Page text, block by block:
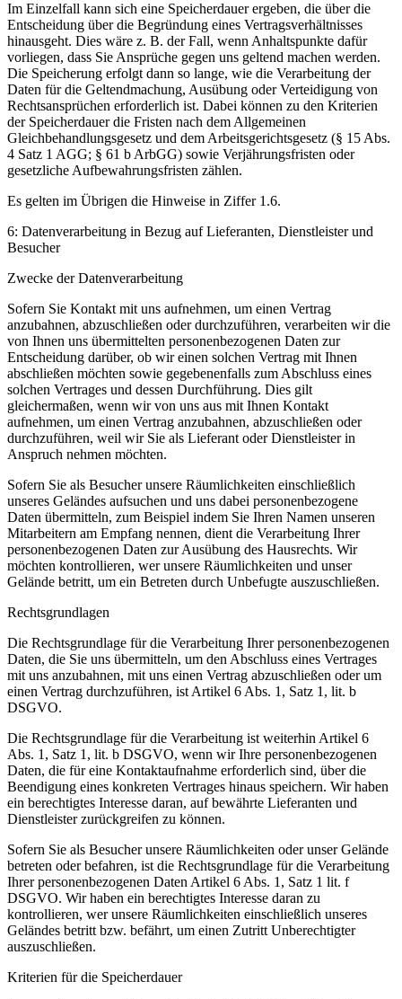
Im Einzelfall kann sich eine Speicherdauer ergeben, die über die
Entscheidung über die Begründung eines Vertragsverhältnisses
hinausgeht. Dies wäre z. B. der Fall, wenn Anhaltspunkte dafür
vorliegen, dass Sie Ansprüche gegen uns geltend machen werden.
Die Speicherung erfolgt dann so lange, wie die Verarbeitung der
Daten für die Geltendmachung, Ausübung oder Verteidigung von
Rechtsansprüchen erforderlich ist. Dabei können zu den Kriterien
der Speicherdauer die Fristen nach dem Allgemeinen
Gleichbehandlungsgesetz und dem Arbeitsgerichtsgesetz (§ 15 Abs.
4 Satz 1 AGG; § 61 b ArbGG) sowie Verjährungsfristen oder
gesetzliche Aufbewahrungsfristen zählen.
Es gelten im Übrigen die Hinweise in Ziffer 1.6.
6: Datenverarbeitung in Bezug auf Lieferanten, Dienstleister und
Besucher
Zwecke der Datenverarbeitung
Sofern Sie Kontakt mit uns aufnehmen, um einen Vertrag
anzubahnen, abzuschließen oder durchzuführen, verarbeiten wir die
von Ihnen uns übermittelten personenbezogenen Daten zur
Entscheidung darüber, ob wir einen solchen Vertrag mit Ihnen
abschließen möchten sowie gegebenenfalls zum Abschluss eines
solchen Vertrages und dessen Durchführung. Dies gilt
gleichermaßen, wenn wir von uns aus mit Ihnen Kontakt
aufnehmen, um einen Vertrag anzubahnen, abzuschließen oder
durchzuführen, weil wir Sie als Lieferant oder Dienstleister in
Anspruch nehmen möchten.
Sofern Sie als Besucher unsere Räumlichkeiten einschließlich
unseres Geländes aufsuchen und uns dabei personenbezogene
Daten übermitteln, zum Beispiel indem Sie Ihren Namen unseren
Mitarbeitern am Empfang nennen, dient die Verarbeitung Ihrer
personenbezogenen Daten zur Ausübung des Hausrechts. Wir
möchten kontrollieren, wer unsere Räumlichkeiten und unser
Gelände betritt, um ein Betreten durch Unbefugte auszuschließen.
Rechtsgrundlagen
Die Rechtsgrundlage für die Verarbeitung Ihrer personenbezogenen
Daten, die Sie uns übermitteln, um den Abschluss eines Vertrages
mit uns anzubahnen, mit uns einen Vertrag abzuschließen oder um
einen Vertrag durchzuführen, ist Artikel 6 Abs. 1, Satz 1, lit. b
DSGVO.
Die Rechtsgrundlage für die Verarbeitung ist weiterhin Artikel 6
Abs. 1, Satz 1, lit. b DSGVO, wenn wir Ihre personenbezogenen
Daten, die für eine Kontaktaufnahme erforderlich sind, über die
Beendigung eines konkreten Vertrages hinaus speichern. Wir haben
ein berechtigtes Interesse daran, auf bewährte Lieferanten und
Dienstleister zurückgreifen zu können.
Sofern Sie als Besucher unsere Räumlichkeiten oder unser Gelände
betreten oder befahren, ist die Rechtsgrundlage für die Verarbeitung
Ihrer personenbezogenen Daten Artikel 6 Abs. 1, Satz 1 lit. f
DSGVO. Wir haben ein berechtigtes Interesse daran zu
kontrollieren, wer unsere Räumlichkeiten einschließlich unseres
Geländes betritt bzw. befährt, um einen Zutritt Unberechtigter
auszuschließen.
Kriterien für die Speicherdauer